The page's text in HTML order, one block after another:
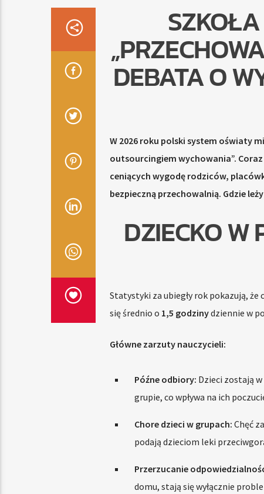
DEBATA O
W 2026 roku polski system oświaty
outsourcingiem wychowania”. Coraz
ceniących wygodę rodziców,
bezpieczną przechowalnią. Gdzie
DZIECKO W
Statystyki za ubiegły rok pokazują, że
się średnio o 1,5 godzinydziennie w
Główne zarzuty nauczycieli:
Późne odbiory: Dzieci zostają
grupie, co wpływa na ich
Chore dzieci w grupach: Chęć
podają dzieciom leki
Przerzucanie
domu, stają się wyłącznie